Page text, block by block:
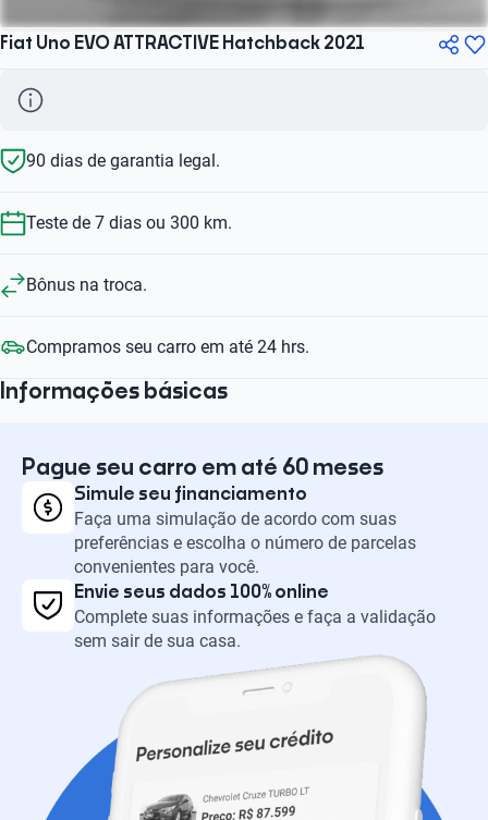
Fiat Uno EVO ATTRACTIVE Hatchback 2021
90 dias de garantia legal.
Teste de 7 dias ou 300 km.
Bônus na troca.
Compramos seu carro em até 24 hrs.
Informações básicas
Pague seu carro em até 60 meses
Simule seu financiamento
Faça uma simulação de acordo com suas
preferências e escolha o número de parcelas
convenientes para você.
Envie seus dados 100% online
Complete suas informações e faça a validação
sem sair de sua casa.